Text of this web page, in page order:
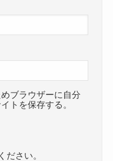
ブラウザーに自分
トを保存する。
ださい。